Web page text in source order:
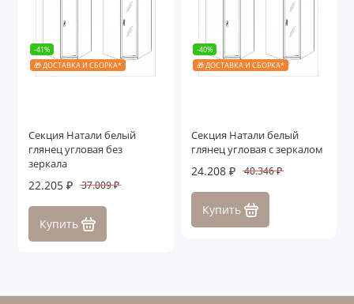
-41%
🎁 ДОСТАВКА И СБОРКА*
Секция Натали белый
глянец угловая без
зеркала
22.205 ₽ 37.009 ₽
Купить
-40%
🎁 ДОСТАВКА И СБОРКА*
Секция Натали белый
глянец угловая с зеркалом
24.208 ₽ 40.346 ₽
Купить